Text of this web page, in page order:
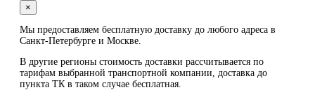
×
Мы предоставляем бесплатную доставку до любого адреса в
Санкт-Петербурге и Москве.
В другие регионы стоимость доставки рассчитывается по
тарифам выбранной транспортной компании, доставка до
пункта ТК в таком случае бесплатная